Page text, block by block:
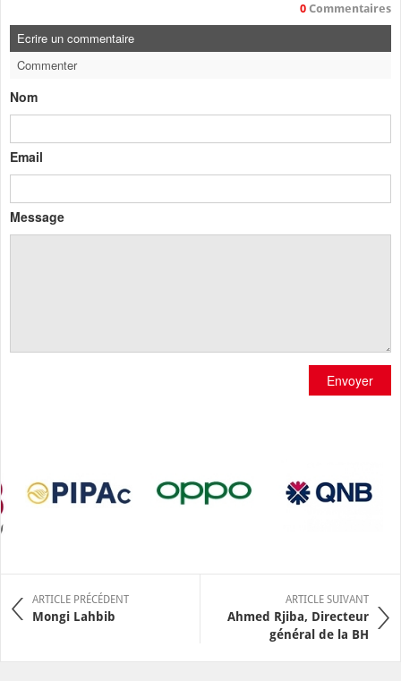
0 Commentaires
Ecrire un commentaire
Commenter
Nom
Email
Message
Envoyer
ARTICLE PRÉCÉDENT
Mongi Lahbib
ARTICLE SUIVANT
Ahmed Rjiba, Directeur
général de la BH